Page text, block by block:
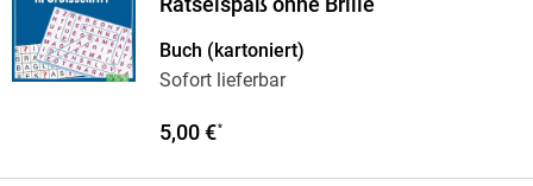
Rätselspaß ohne Brille
Buch (kartoniert)
Sofort lieferbar
5,00 €*